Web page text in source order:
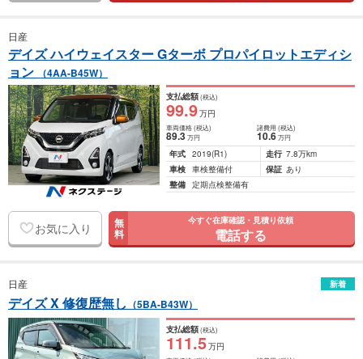
日産
デイズ ハイウェイスター Gターボ プロパイロットエディシ
ョン
（4AA-B45W）
支払総額(税込)
99.9万円
車両価格(税込)
89.3万円
諸費用 (税込)
10.6 万円
年式 2019(R1) 走行 7.8万km
車検 車検整備付 保証 あり
整備 定期点検整備有
お気に入り 無
料
今すぐ在庫確認・見積り依頼
電話する
日産 新着
デイズ X 修復歴無し （5BA-B43W）
支払総額(税込)
111.5万円